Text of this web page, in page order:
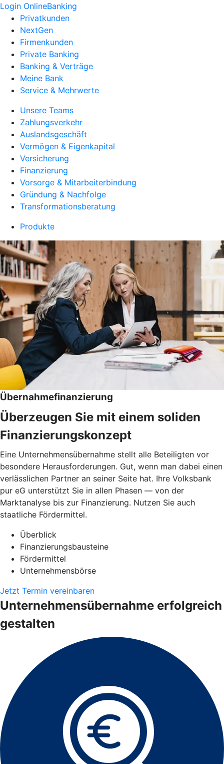
Login OnlineBanking
Privatkunden
NextGen
Firmenkunden
Private Banking
Banking & Verträge
Meine Bank
Service & Mehrwerte
Unsere Teams
Zahlungsverkehr
Auslandsgeschäft
Vermögen & Eigenkapital
Versicherung
Finanzierung
Vorsorge & Mitarbeiterbindung
Gründung & Nachfolge
Transformationsberatung
Produkte
Übernahmefinanzierung
Überzeugen Sie mit einem soliden
Finanzierungskonzept
Eine Unternehmensübernahme stellt alle Beteiligten vor
besondere Herausforderungen. Gut, wenn man dabei einen
verlässlichen Partner an seiner Seite hat. Ihre Volksbank
pur eG unterstützt Sie in allen Phasen — von der
Marktanalyse bis zur Finanzierung. Nutzen Sie auch
staatliche Fördermittel.
Überblick
Finanzierungsbausteine
Fördermittel
Unternehmensbörse
Jetzt Termin vereinbaren
Unternehmensübernahme erfolgreich
gestalten